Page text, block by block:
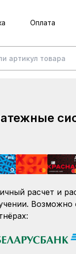
Оплата
расчет и
Возможно